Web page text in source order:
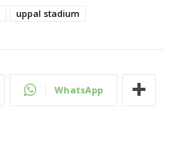
uppal stadium
WhatsApp